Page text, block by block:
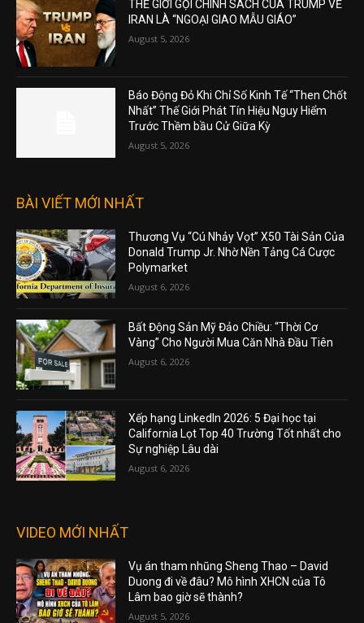
THẾ GIỚI GỌI CHÍNH SÁCH CỦA TRUMP VỀ
IRAN LÀ “NGOẠI GIAO MẪU GIÁO”
August 5, 2026
Báo Động Đỏ Khi Chỉ Số Kinh Tế “Then Chốt
Nhất” Thế Giới Phát Tín Hiệu Nguy Hiểm
Trước Thềm bầu Cử Giữa Kỳ
August 5, 2026
BÀI VIẾT MỚI NHẤT
Thương Vụ “Cú Nhảy Vọt” X50 Tài Sản Của
Donald Trump Jr. Nhờ Nền Tảng Cá Cược
Polymarket
August 6, 2026
Bất Động Sản Mỹ Đảo Chiều: “Thời Cơ
Vàng” Cho Người Mua Căn Nhà Đầu Tiên
August 6, 2026
Xếp hạng LinkedIn 2026: 5 Đại học tại
California Lọt Top 40 Trường Tốt nhất cho
Sự nghiệp Lâu dài
August 6, 2026
VIDEO MỚI NHẤT
Vụ án tham nhũng Sheng Thao – David
Duong đi về đâu? Mô hình XHCN của Tô
Lâm bao giờ sẽ thành?
August 5, 2026